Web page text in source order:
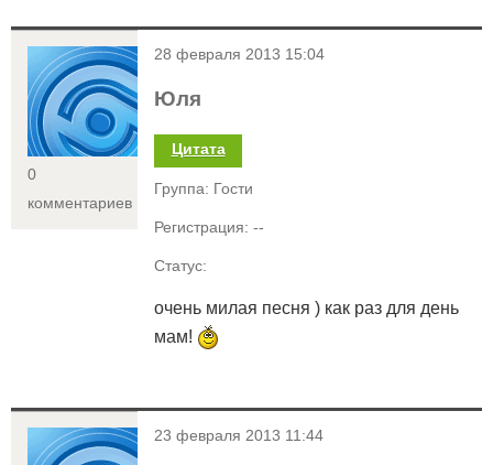
<
0
комментариев
28 февраля 2013 15:04
Юля
Цитата
Группа: Гости
Регистрация: --
Статус:
очень милая песня ) как раз для день
мам!
< 23 февраля 2013 11:44